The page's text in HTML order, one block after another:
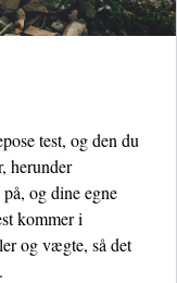
test, og den du
herunder
og dine egne
kommer i
og vægte, så det